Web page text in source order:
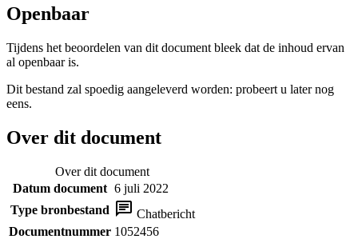
Openbaar
Tijdens het beoordelen van dit document bleek dat de inhoud ervan
al openbaar is.
Dit bestand zal spoedig aangeleverd worden: probeert u later nog
eens.
Over dit document
Over dit document
Datum document 6 juli 2022
Type bronbestand
Chatbericht
Documentnummer 1052456